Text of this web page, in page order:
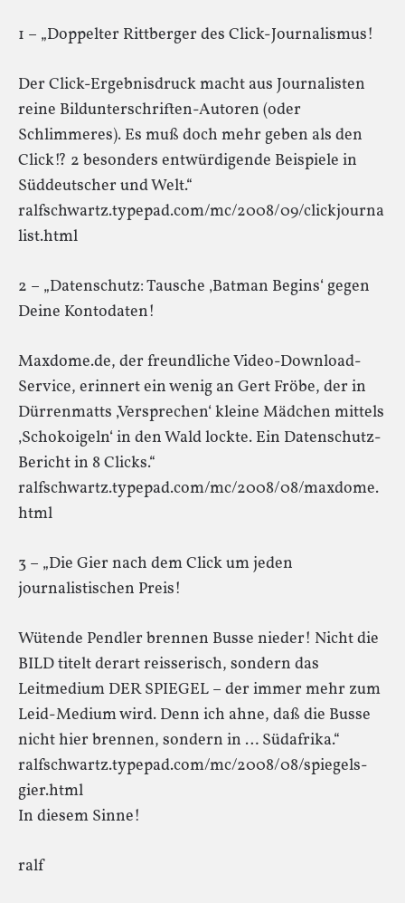
1 – „Doppelter Rittberger des Click-Journalismus!
Der Click-Ergebnisdruck macht aus Journalisten
reine Bildunterschriften-Autoren (oder
Schlimmeres). Es muß doch mehr geben als den
Click!? 2 besonders entwürdigende Beispiele in
Süddeutscher und Welt.“
ralfschwartz.typepad.com/mc/2008/09/clickjourna
list.html
2 – „Datenschutz: Tausche ‚Batman Begins‘ gegen
Deine Kontodaten!
Maxdome.de, der freundliche Video-Download-
Service, erinnert ein wenig an Gert Fröbe, der in
Dürrenmatts ‚Versprechen‘ kleine Mädchen mittels
‚Schokoigeln‘ in den Wald lockte. Ein Datenschutz-
Bericht in 8 Clicks.“
ralfschwartz.typepad.com/mc/2008/08/maxdome.
html
3 – „Die Gier nach dem Click um jeden
journalistischen Preis!
Wütende Pendler brennen Busse nieder! Nicht die
BILD titelt derart reisserisch, sondern das
Leitmedium DER SPIEGEL – der immer mehr zum
Leid-Medium wird. Denn ich ahne, daß die Busse
nicht hier brennen, sondern in … Südafrika.“
ralfschwartz.typepad.com/mc/2008/08/spiegels-
gier.html
In diesem Sinne!
ralf